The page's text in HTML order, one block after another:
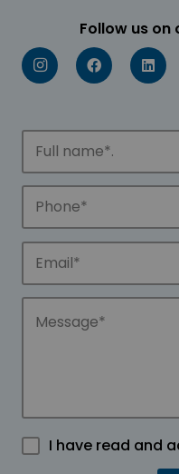
Follow us
I have read and